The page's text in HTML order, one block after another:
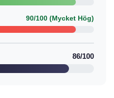
90/100 (Mycket Hög)
86/100